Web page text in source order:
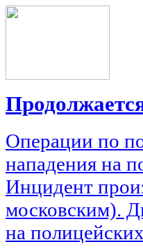
Операции по
нападения на
Инцидент
московским).
на